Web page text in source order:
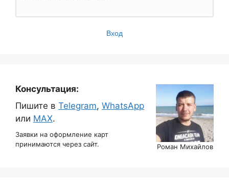
Вход
Консультация:
Пишите в Telegram, WhatsApp
или MAX.
Заявки на оформление карт
принимаются через сайт.
Роман Михайлов